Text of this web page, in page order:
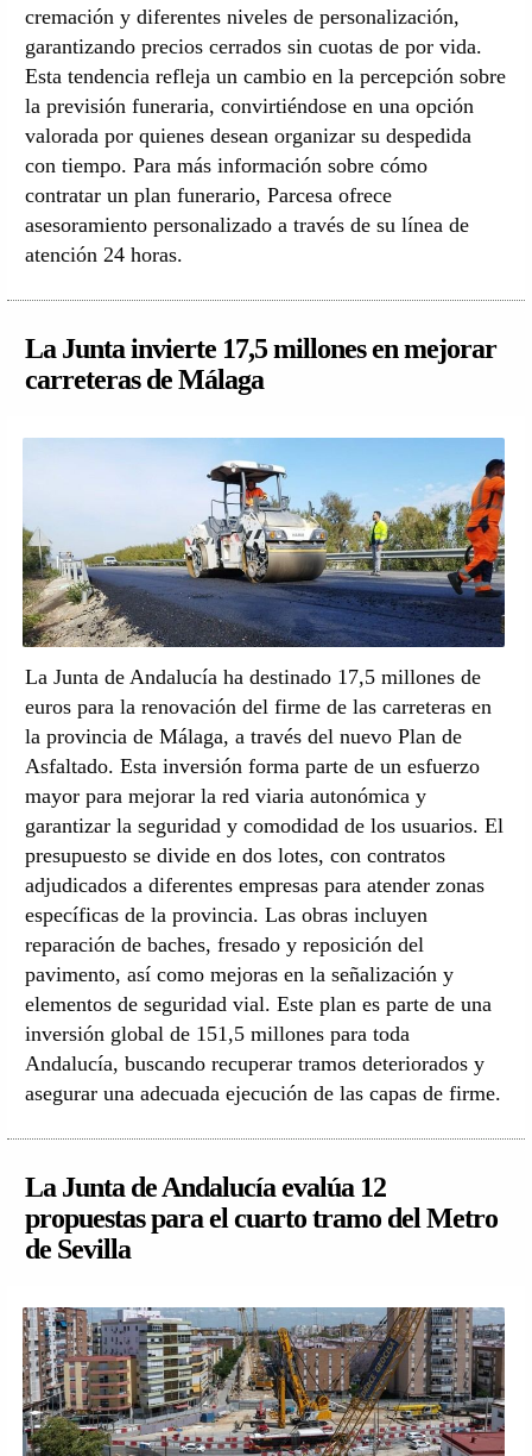
cremación y diferentes niveles de personalización,
garantizando precios cerrados sin cuotas de por vida.
Esta tendencia refleja un cambio en la percepción sobre
la previsión funeraria, convirtiéndose en una opción
valorada por quienes desean organizar su despedida
con tiempo. Para más información sobre cómo
contratar un plan funerario, Parcesa ofrece
asesoramiento personalizado a través de su línea de
atención 24 horas.
La Junta invierte 17,5 millones en mejorar
carreteras de Málaga
La Junta de Andalucía ha destinado 17,5 millones de
euros para la renovación del firme de las carreteras en
la provincia de Málaga, a través del nuevo Plan de
Asfaltado. Esta inversión forma parte de un esfuerzo
mayor para mejorar la red viaria autonómica y
garantizar la seguridad y comodidad de los usuarios. El
presupuesto se divide en dos lotes, con contratos
adjudicados a diferentes empresas para atender zonas
específicas de la provincia. Las obras incluyen
reparación de baches, fresado y reposición del
pavimento, así como mejoras en la señalización y
elementos de seguridad vial. Este plan es parte de una
inversión global de 151,5 millones para toda
Andalucía, buscando recuperar tramos deteriorados y
asegurar una adecuada ejecución de las capas de firme.
La Junta de Andalucía evalúa 12
propuestas para el cuarto tramo del Metro
de Sevilla